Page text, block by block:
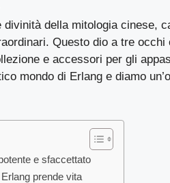
divinità della mitologia cinese,
Questo dio a tre
e accessori per gli
mondo di Erlang e diamo
e sfaccettato
prende vita